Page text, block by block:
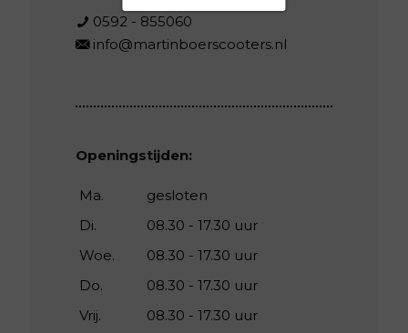
0592 - 855060
info@martinboerscooters.nl
Openingstijden:
Ma.
gesloten
Di.
08.30 - 17.30 uur
Woe.
08.30 - 17.30 uur
Do.
08.30 - 17.30 uur
Vrij.
08.30 - 17.30 uur